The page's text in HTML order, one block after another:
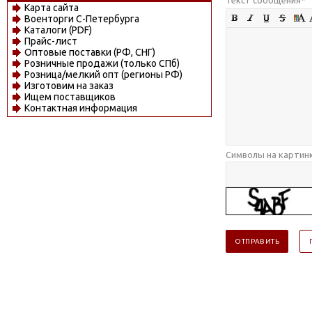
Карта сайта
Военторги С-Петербурга
Каталоги (PDF)
Прайс-лист
Оптовые поставки (РФ, СНГ)
Розничные продажи (только СПб)
Розница/мелкий опт (регионы РФ)
Изготовим на заказ
Ищем поставщиков
Контактная информация
Символы на